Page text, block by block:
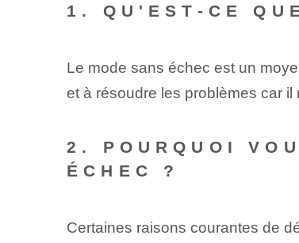
1. QU'EST-CE
Le mode sans échec est un
et à résoudre les problèmes car
2. POURQUOI
ÉCHEC ?
Certaines raisons courantes de